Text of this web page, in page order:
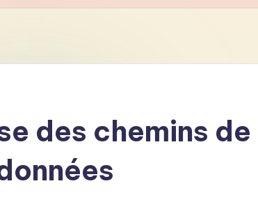
des chemins de